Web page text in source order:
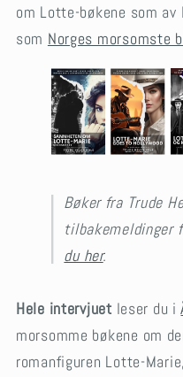
om Lotte-bøkene som
som Norges morsomste
Bøker fra Trude
tilbakemeldinger
du her.
Hele intervjuet leser du i
morsomme bøkene om
romanfiguren Lotte-